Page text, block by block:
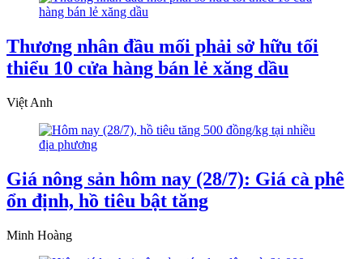
Thương nhân đầu mối phải sở hữu tối
thiểu 10 cửa hàng bán lẻ xăng dầu
Việt Anh
Giá nông sản hôm nay (28/7): Giá cà phê
ổn định, hồ tiêu bật tăng
Minh Hoàng